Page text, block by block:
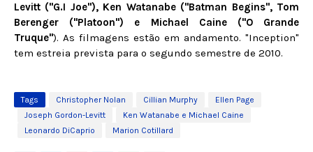
Levitt ("G.I Joe"), Ken Watanabe ("Batman Begins", Tom
Berenger ("Platoon") e Michael Caine ("O Grande
Truque"). As filmagens estão em andamento. "Inception"
tem estreia prevista para o segundo semestre de 2010.
Tags Christopher Nolan Cillian Murphy
Ellen Page
Joseph Gordon-Levitt
Ken Watanabe e Michael Caine
Leonardo DiCaprio
Marion Cotillard